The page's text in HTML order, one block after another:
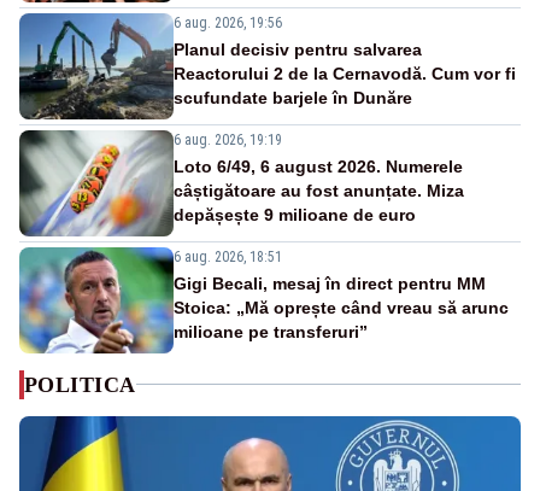
6 aug. 2026, 19:56
Planul decisiv pentru salvarea
Reactorului 2 de la Cernavodă. Cum vor fi
scufundate barjele în Dunăre
6 aug. 2026, 19:19
Loto 6/49, 6 august 2026. Numerele
câștigătoare au fost anunțate. Miza
depășește 9 milioane de euro
6 aug. 2026, 18:51
Gigi Becali, mesaj în direct pentru MM
Stoica: „Mă oprește când vreau să arunc
milioane pe transferuri”
POLITICA